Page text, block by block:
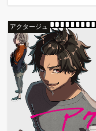
アクタージュ